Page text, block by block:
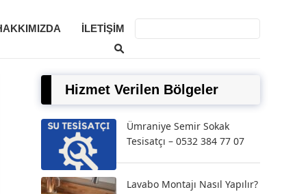
İLETIŞIM
Hizmet Verilen Bölgeler
Ümraniye Semir Sokak
Tesisatçı – 0532 384 77 07
Lavabo Montajı Nasıl Yapılır?